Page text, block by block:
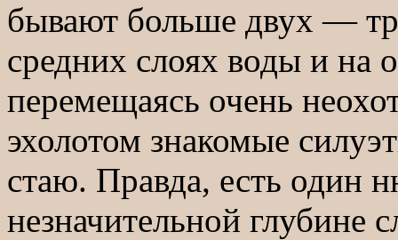
бывают больше двух —
средних слоях воды и на
перемещаясь очень
эхолотом знакомые
стаю. Правда, есть один
незначительной глубине